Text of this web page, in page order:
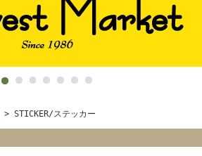
> STICKER/ステッカー